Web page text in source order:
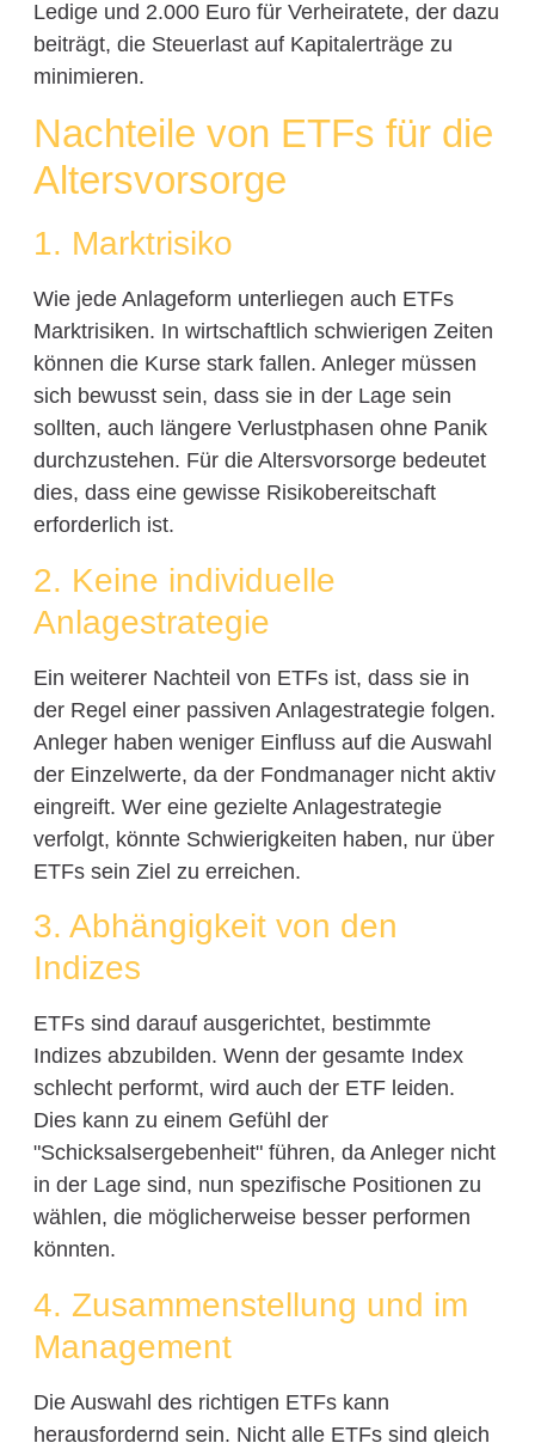
Ledige und 2.000 Euro für Verheiratete, der dazu
beiträgt, die Steuerlast auf Kapitalerträge zu
minimieren.
Nachteile von ETFs für die
Altersvorsorge
1. Marktrisiko
Wie jede Anlageform unterliegen auch ETFs
Marktrisiken. In wirtschaftlich schwierigen Zeiten
können die Kurse stark fallen. Anleger müssen
sich bewusst sein, dass sie in der Lage sein
sollten, auch längere Verlustphasen ohne Panik
durchzustehen. Für die Altersvorsorge bedeutet
dies, dass eine gewisse Risikobereitschaft
erforderlich ist.
2. Keine individuelle
Anlagestrategie
Ein weiterer Nachteil von ETFs ist, dass sie in
der Regel einer passiven Anlagestrategie folgen.
Anleger haben weniger Einfluss auf die Auswahl
der Einzelwerte, da der Fondmanager nicht aktiv
eingreift. Wer eine gezielte Anlagestrategie
verfolgt, könnte Schwierigkeiten haben, nur über
ETFs sein Ziel zu erreichen.
3. Abhängigkeit von den
Indizes
ETFs sind darauf ausgerichtet, bestimmte
Indizes abzubilden. Wenn der gesamte Index
schlecht performt, wird auch der ETF leiden.
Dies kann zu einem Gefühl der
"Schicksalsergebenheit" führen, da Anleger nicht
in der Lage sind, nun spezifische Positionen zu
wählen, die möglicherweise besser performen
könnten.
4. Zusammenstellung und im
Management
Die Auswahl des richtigen ETFs kann
herausfordernd sein. Nicht alle ETFs sind gleich